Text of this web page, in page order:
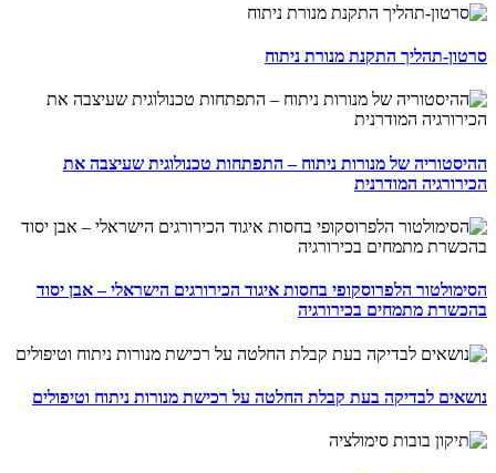
סרטון-תהליך התקנת מנורת ניתוח
ההיסטוריה של מנורות ניתוח – התפתחות טכנולוגית שעיצבה את
הכירורגיה המודרנית
הסימולטור הלפרוסקופי בחסות איגוד הכירורגים הישראלי – אבן יסוד
בהכשרת מתמחים בכירורגיה
נושאים לבדיקה בעת קבלת החלטה על רכישת מנורות ניתוח וטיפולים